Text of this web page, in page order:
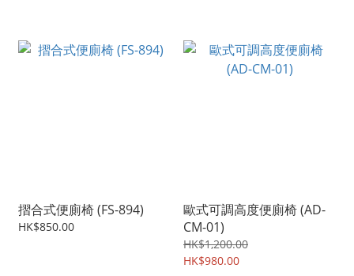
摺合式便廁椅 (FS-894)
HK$850.00
歐式可調高度便廁椅 (AD-
CM-01)
HK$1,200.00
HK$980.00